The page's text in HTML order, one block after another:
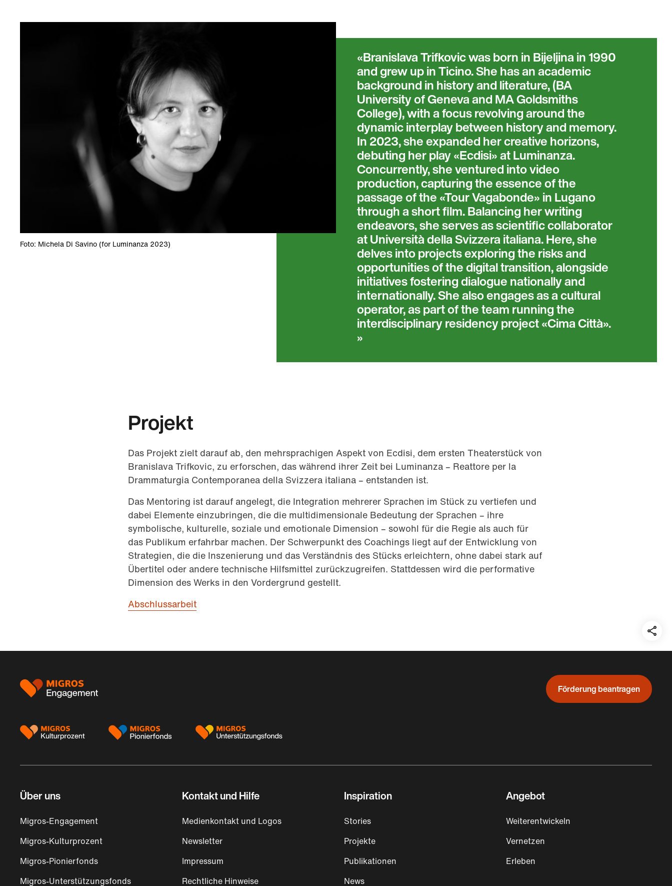
Foto: Michela Di Savino (for Luminanza 2023)
Branislava Trifkovic was born in Bijeljina in 1990
and grew up in Ticino. She has an academic
background in history and literature, (BA
University of Geneva and MA Goldsmiths
College), with a focus revolving around the
dynamic interplay between history and memory.
In 2023, she expanded her creative horizons,
debuting her play «Ecdisi» at Luminanza.
Concurrently, she ventured into video
production, capturing the essence of the
passage of the «Tour Vagabonde» in Lugano
through a short film. Balancing her writing
endeavors, she serves as scientific collaborator
at Università della Svizzera italiana. Here, she
delves into projects exploring the risks and
opportunities of the digital transition, alongside
initiatives fostering dialogue nationally and
internationally. She also engages as a cultural
operator, as part of the team running the
interdisciplinary residency project «Cima Città».
Projekt
Das Projekt zielt darauf ab, den mehrsprachigen Aspekt von Ecdisi, dem ersten Theaterstück von
Branislava Trifkovic, zu erforschen, das während ihrer Zeit bei Luminanza – Reattore per la
Drammaturgia Contemporanea della Svizzera italiana – entstanden ist.
Das Mentoring ist darauf angelegt, die Integration mehrerer Sprachen im Stück zu vertiefen und
dabei Elemente einzubringen, die die multidimensionale Bedeutung der Sprachen – ihre
symbolische, kulturelle, soziale und emotionale Dimension – sowohl für die Regie als auch für
das Publikum erfahrbar machen. Der Schwerpunkt des Coachings liegt auf der Entwicklung von
Strategien, die die Inszenierung und das Verständnis des Stücks erleichtern, ohne dabei stark auf
Übertitel oder andere technische Hilfsmittel zurückzugreifen. Stattdessen wird die performative
Dimension des Werks in den Vordergrund gestellt.
Abschlussarbeit
auf:
Footer
Förderung beantragen
Über uns
Migros-Engagement
Migros-Kulturprozent
Migros-Pionierfonds
Migros-Unterstützungsfonds
Kontakt und Hilfe
Medienkontakt und Logos
Newsletter
Impressum
Rechtliche Hinweise
Inspiration
Stories
Projekte
Publikationen
News
Angebot
Weiterentwickeln
Vernetzen
Erleben